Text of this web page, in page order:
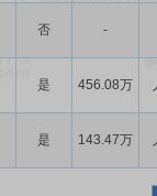
否 -
是 456.08万
是 143.47万